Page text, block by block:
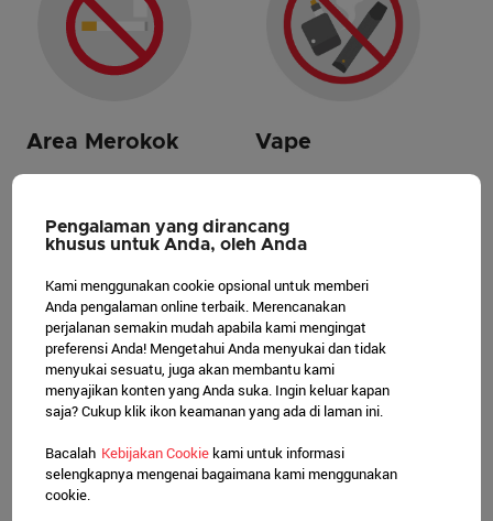
Area Merokok
makanan ritel, moda
kendaraan layanan
umum, dan fasilitas
olahraga. Area
merokok khusus
ditandai dengan
pemberitahuan atau
simbol.
LihatNEAuntuk
daftar lengkap area
Vape
penggunaan vape,
vape, adalah ilegal di
Singapura, dan
pelanggarnya akan
menerima hukuman
yang termasuk denda
atau tuntutan hukum.
Selain itu, pengunjung
yang kedapatan
Pengalaman yang dirancang
khusus untuk Anda, oleh Anda
Kami menggunakan cookie opsional untuk memberi
Anda pengalaman online terbaik. Merencanakan
perjalanan semakin mudah apabila kami mengingat
preferensi Anda! Mengetahui Anda menyukai dan tidak
menyukai sesuatu, juga akan membantu kami
menyajikan konten yang Anda suka. Ingin keluar kapan
saja? Cukup klik ikon keamanan yang ada di laman ini.
Bacalah Kebijakan Cookie kami untuk informasi
selengkapnya mengenai bagaimana kami menggunakan
cookie.